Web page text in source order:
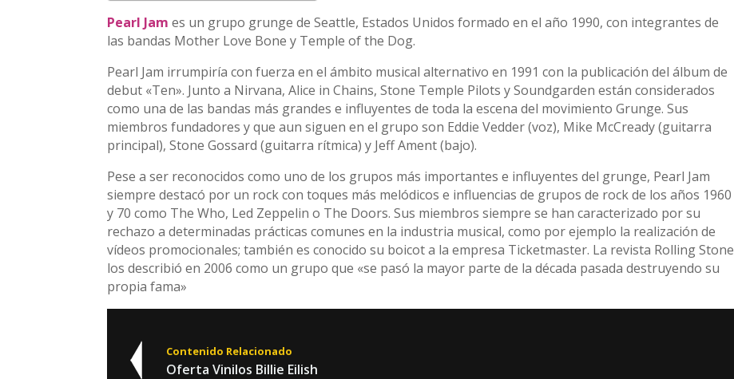
Pearl Jam es un grupo grunge de Seattle, Estados Unidos formado en el año 1990, con integrantes de
las bandas Mother Love Bone y Temple of the Dog.
Pearl Jam irrumpiría con fuerza en el ámbito musical alternativo en 1991 con la publicación del álbum de
debut «Ten». Junto a Nirvana, Alice in Chains, Stone Temple Pilots y Soundgarden están considerados
como una de las bandas más grandes e influyentes de toda la escena del movimiento Grunge. Sus
miembros fundadores y que aun siguen en el grupo son Eddie Vedder (voz), Mike McCready (guitarra
principal), Stone Gossard (guitarra rítmica) y Jeff Ament (bajo).
Pese a ser reconocidos como uno de los grupos más importantes e influyentes del grunge, Pearl Jam
siempre destacó por un rock con toques más melódicos e influencias de grupos de rock de los años 1960
y 70 como The Who, Led Zeppelin o The Doors. Sus miembros siempre se han caracterizado por su
rechazo a determinadas prácticas comunes en la industria musical, como por ejemplo la realización de
vídeos promocionales; también es conocido su boicot a la empresa Ticketmaster. La revista Rolling Stone
los describió en 2006 como un grupo que «se pasó la mayor parte de la década pasada destruyendo su
propia fama»
Contenido Relacionado
Oferta Vinilos Billie Eilish